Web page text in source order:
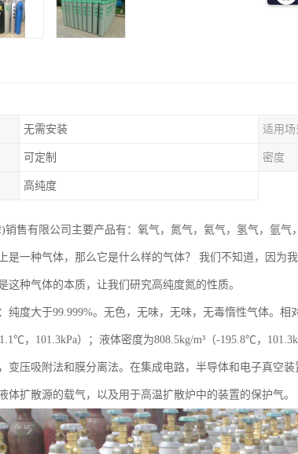
无需安装 适用场
可定制 密度
高纯度
销售有限公司主要产品有：氧气，氮气，氦气，氢气，氩气
是一种气体，那么它是什么样的气体？ 我们不知道，因为
这种气体的本质，让我们研究高纯度氮的性质。
纯度大于99.999%。无色，无味，无味，无毒惰性气体。
，101.3kPa）；液体密度为808.5kg/m³（-195.8℃，
变压吸附法和膜分离法。在集成电路，半导体和电子真空
体扩散源的载气，以及用于高温扩散炉中的装置的保护气。